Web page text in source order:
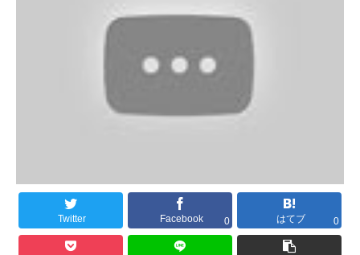
Twitter Facebook 0 はてブ 0